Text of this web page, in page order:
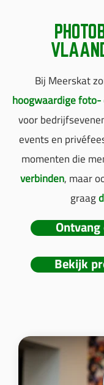
Bij Meerskat
hoogwaardige
voor
events en
momenten die
verbinden, maar
graag
Bekijk